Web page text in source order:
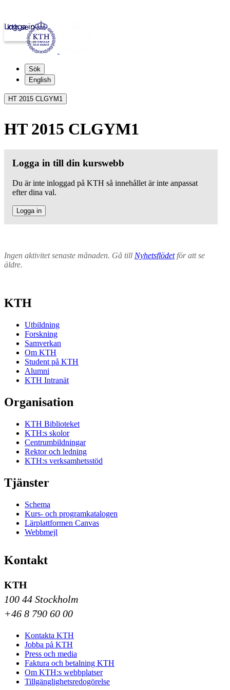
kth.se
Logga in
Sök
English
HT 2015 CLGYM1
HT 2015 CLGYM1
Logga in till din kurswebb
Du är inte inloggad på KTH så innehållet är inte anpassat
efter dina val.
Logga in
Ingen aktivitet senaste månaden. Gå till Nyhetsflödetför att se
äldre.
KTH
Utbildning
Forskning
Samverkan
Om KTH
Student på KTH
Alumni
KTH Intranät
Organisation
KTH Biblioteket
KTH:s skolor
Centrumbildningar
Rektor och ledning
KTH:s verksamhetsstöd
Tjänster
Schema
Kurs- och programkatalogen
Lärplattformen Canvas
Webbmejl
Kontakt
KTH
100 44 Stockholm
+46 8 790 60 00
Kontakta KTH
Jobba på KTH
Press och media
Faktura och betalning KTH
Om KTH:s webbplatser
Tillgänglighetsredogörelse